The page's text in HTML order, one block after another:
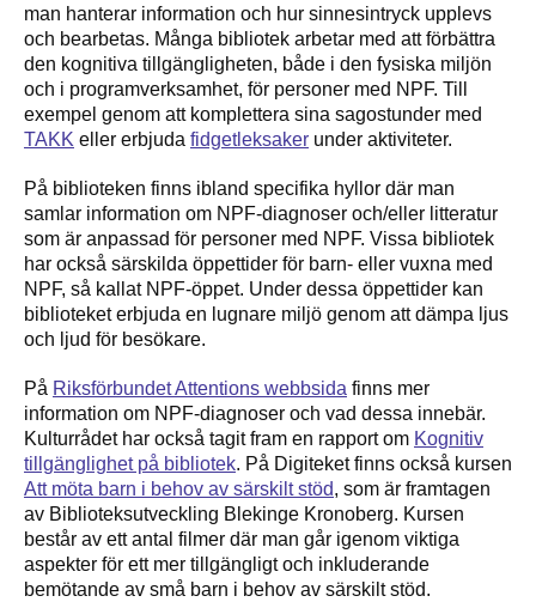
man hanterar information och hur sinnesintryck upplevs
och bearbetas. Många bibliotek arbetar med att förbättra
den kognitiva tillgängligheten, både i den fysiska miljön
och i programverksamhet, för personer med NPF. Till
exempel genom att komplettera sina sagostunder med
TAKK eller erbjuda fidgetleksaker under aktiviteter.
På biblioteken finns ibland specifika hyllor där man
samlar information om NPF-diagnoser och/eller litteratur
som är anpassad för personer med NPF. Vissa bibliotek
har också särskilda öppettider för barn- eller vuxna med
NPF, så kallat NPF-öppet. Under dessa öppettider kan
biblioteket erbjuda en lugnare miljö genom att dämpa ljus
och ljud för besökare.
På Riksförbundet Attentions webbsida finns mer
information om NPF-diagnoser och vad dessa innebär.
Kulturrådet har också tagit fram en rapport om Kognitiv
tillgänglighet på bibliotek. På Digiteket finns också kursen
Att möta barn i behov av särskilt stöd, som är framtagen
av Biblioteksutveckling Blekinge Kronoberg. Kursen
består av ett antal filmer där man går igenom viktiga
aspekter för ett mer tillgängligt och inkluderande
bemötande av små barn i behov av särskilt stöd.